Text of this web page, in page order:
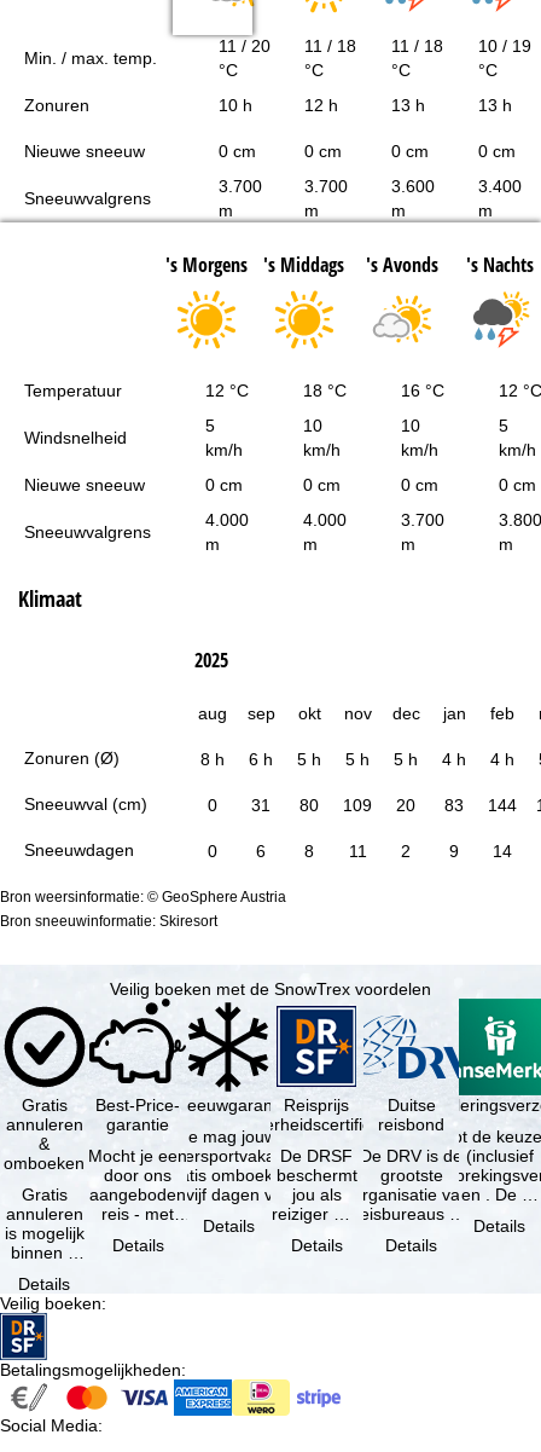
Min. / max. temp.
11 / 20
°C
11 / 18
°C
11 / 18
°C
10 / 19
°C
Zonuren
10 h 12 h 13 h 13 h
Nieuwe sneeuw 0 cm 0 cm 0 cm 0 cm
Sneeuwvalgrens
3.700
m
3.700
m
3.600
m
3.400
m
's Morgens 's Middags 's Avonds 's Nachts
Temperatuur 12 °C 18 °C 16 °C 12 °C
Windsnelheid
5
km/h
10
km/h
10
km/h
5
km/h
Nieuwe sneeuw
0 cm 0 cm 0 cm 0 cm
Sneeuwvalgrens
4.000
m
4.000
m
3.700
m
3.800
m
Klimaat
Zonuren (Ø)
Sneeuwval (cm)
Sneeuwdagen
2025
aug sep okt nov dec jan feb
8 h 6 h 5 h 5 h 5 h 4 h 4 h
0 31 80 109 20 83 144
0 6 8 11 2 9 14
Bron weersinformatie: © GeoSphere Austria
Bron sneeuwinformatie: Skiresort
Veilig boeken met de SnowTrex voordelen
Gratis
annuleren
&
omboeken
Gratis
annuleren
is mogelijk
binnen 5
de
boeking,
als jouw
vakantie …
Details
Best-Price-
garantie
Mocht je een
door ons
aangeboden
reis - met
beschikbaarheid
Details
Sneeuwgarantie
Je mag jouw
wintersportvakantie
gratis omboeken
als vijf dagen voor
Details
Reisprijs
zekerheidscertificaat
De DRSF
beschermt
jou als
reiziger met
pakketreis
Details
Duitse
reisbond
De DRV is de
grootste
organisatie van
reisbureaus en
in Duitsland. …
Details
Je hebt de
(inclusief
en . De …
Details
Veilig boeken:
Betalingsmogelijkheden:
Social Media: